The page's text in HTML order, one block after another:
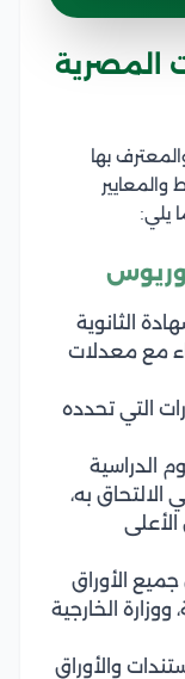
المصرية
بها
والمعايير
يلي:
الثانوية
مع معدلات
التي تحدده
الدراسية
الالتحاق به،
الأوراق
الخارجية
والأوراق